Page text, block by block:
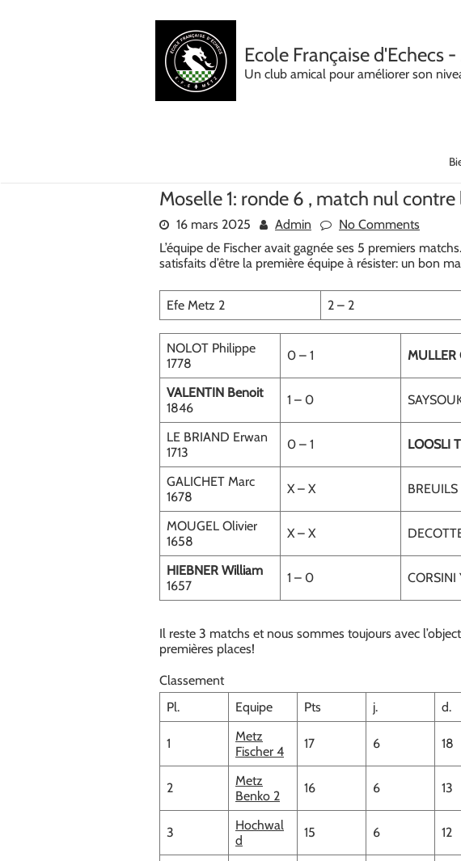
Ecole Française d'Echecs
Un club amical pour améliorer son
Moselle 1: ronde 6 , match nul
16 mars 2025 Admin
No Comments
L’équipe de Fischer avait gagnée ses 5 premiers
satisfaits d’être la première équipe à résister: un bon
Efe Metz 2 2 – 2
NOLOT Philippe
1778
0 – 1 MULLER
VALENTIN Benoit
1846
1 – 0
LE BRIAND Erwan
1713
0 – 1 LOOSLI
GALICHET Marc
1678
X – X
MOUGEL Olivier
1658
X – X
HIEBNER William
1657
1 – 0 CORSINI
Il reste 3 matchs et nous sommes toujours avec
premières places!
Classement
Pl.
Equipe Pts j. d.
1
Metz
Fischer 4
17 6 18
2
Metz
Benko 2
16 6 13
3
Hochwal
d
15 6 12